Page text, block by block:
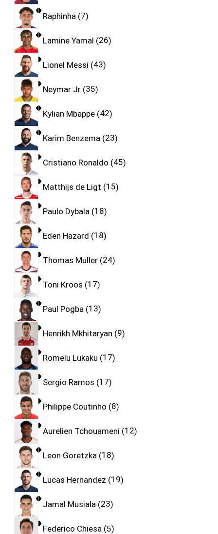
Raphinha 7
Lamine Yamal 26
Lionel Messi 43
Neymar Jr 35
Kylian Mbappe 42
Karim Benzema 23
Cristiano Ronaldo 45
Matthijs de Ligt 15
Paulo Dybala 18
Eden Hazard 18
Thomas Muller 24
Toni Kroos 17
Paul Pogba 13
Henrikh Mkhitaryan 9
Romelu Lukaku 17
Sergio Ramos 17
Philippe Coutinho 8
Aurelien Tchouameni 12
Leon Goretzka 18
Lucas Hernandez 19
Jamal Musiala 23
Federico Chiesa 5